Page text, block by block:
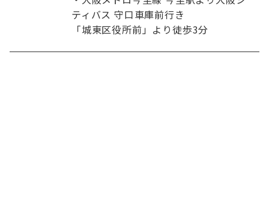
ティバス 守口車庫前行き
「城東区役所前」より徒歩3分